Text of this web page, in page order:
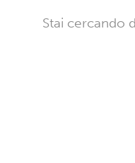
Stai cercando